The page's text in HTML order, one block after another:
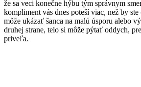
že sa veci konečne hýbu tým správnym
kompliment vás dnes poteší viac, než by
môže ukázať šanca na malú úsporu alebo
druhej strane, telo si môže pýtať oddych,
priveľa.